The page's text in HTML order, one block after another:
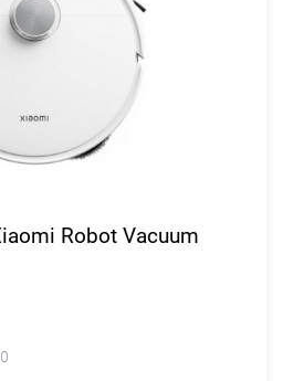
Robot Vacuum
0